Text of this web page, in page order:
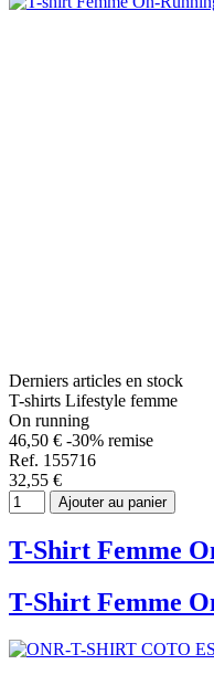
Derniers articles en stock
T-shirts Lifestyle femme
On running
46,50 € -30% remise
Ref. 155716
32,55 €
Ajouter au panier
T-Shirt Femme
T-Shirt Femme